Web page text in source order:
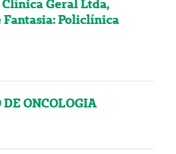
Geral Ltda,
Fantasia: Policlínica
ONCOLOGIA